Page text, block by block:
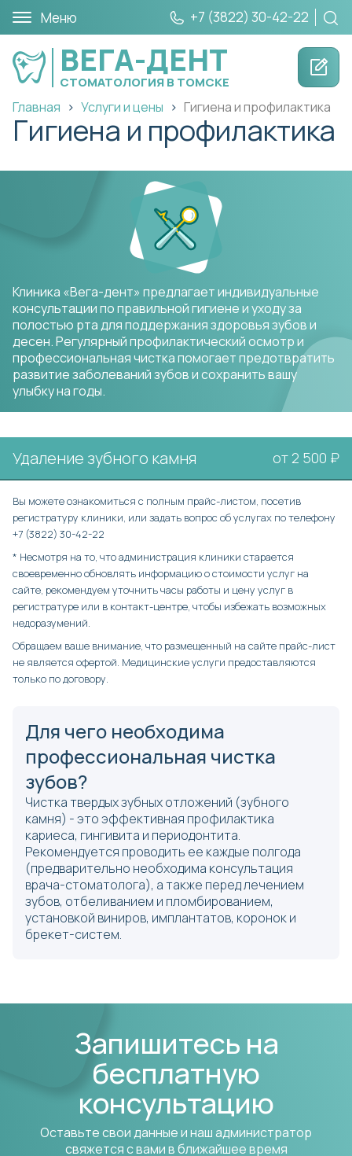
Меню +7 (3822) 30-42-22
ВЕГА-ДЕНТ
СТОМАТОЛОГИЯ В ТОМСКЕ
Главная Услуги и цены Гигиена и профилактика
Гигиена и профилактика
Клиника «Вега-дент» предлагает индивидуальные
консультации по правильной гигиене и уходу за
полостью рта для поддержания здоровья зубов и
десен. Регулярный профилактический осмотр и
профессиональная чистка помогает предотвратить
развитие заболеваний зубов и сохранить вашу
улыбку на годы.
Удаление зубного камня от 2 500 ₽
Вы можете ознакомиться с полным прайс-листом, посетив
регистратуру клиники, или задать вопрос об услугах по телефону
+7 (3822) 30-42-22
* Несмотря на то, что администрация клиники старается
своевременно обновлять информацию о стоимости услуг на
сайте, рекомендуем уточнить часы работы и цену услуг в
регистратуре или в контакт-центре, чтобы избежать возможных
недоразумений.
Обращаем ваше внимание, что размещенный на сайте прайс-лист
не является офертой. Медицинские услуги предоставляются
только по договору.
Для чего необходима
профессиональная чистка
зубов?
Чистка твердых зубных отложений (зубного
камня) - это эффективная профилактика
кариеса, гингивита и периодонтита.
Рекомендуется проводить ее каждые полгода
(предварительно необходима консультация
врача-стоматолога), а также перед лечением
зубов, отбеливанием и пломбированием,
установкой виниров, имплантатов, коронок и
брекет-систем.
Запишитесь на
бесплатную
консультацию
Оставьте свои данные и наш администратор
свяжется с вами в ближайшее время